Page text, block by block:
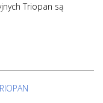
Triopan są